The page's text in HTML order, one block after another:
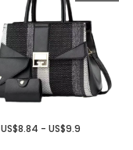
US$8.84 - US$9.9